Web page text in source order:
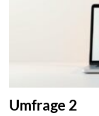
Umfrage 2